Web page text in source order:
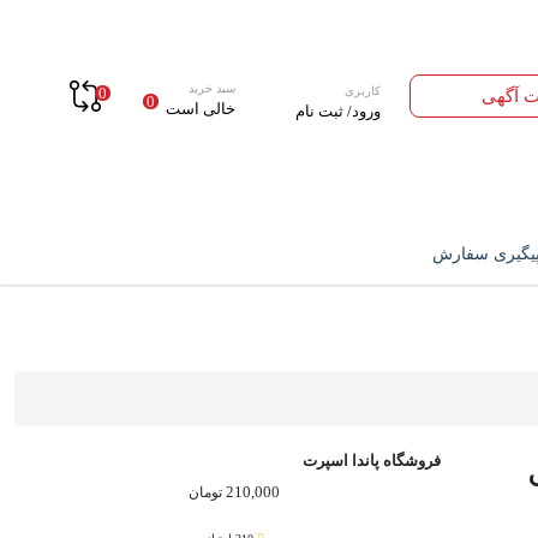
آگهی کاربری
ورود/ ثبت نام
سبد خرید
خالی است 0
0
پیگیری سفارش
فروشگاه پاندا اسپرت
210,000 تومان